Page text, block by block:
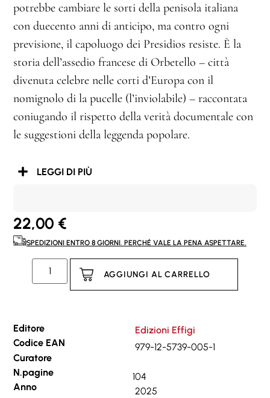
potrebbe cambiare le sorti della penisola italiana
con duecento anni di anticipo, ma contro ogni
previsione, il capoluogo dei Presidios resiste. È la
storia dell’assedio francese di Orbetello – città
divenuta celebre nelle corti d’Europa con il
nomignolo di la pucelle (l’inviolabile) – raccontata
coniugando il rispetto della verità documentale con
le suggestioni della leggenda popolare.
LEGGI DI PIÙ
22,00 €
SPEDIZIONI ENTRO 8 GIORNI. PERCHÉ VALE LA PENA ASPETTARE.
AGGIUNGI AL CARRELLO
Editore
Edizioni Effigi
Codice EAN
979-12-5739-005-1
Curatore
N.pagine
104
Anno
2025